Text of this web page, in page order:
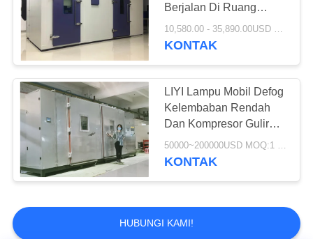
Berjalan Di Ruang
Stabilitas
10,580.00 - 35,890.00USD MOQ:1 set
KONTAK
LIYI Lampu Mobil Defog
Kelembaban Rendah
Dan Kompresor Gulir
Ruang Bersepeda Suhu
50000~200000USD MOQ:1 set
KONTAK
HUBUNGI KAMI!